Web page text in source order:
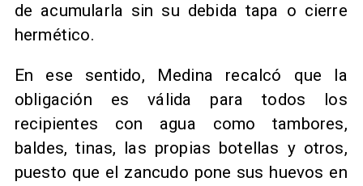
de acumularla sin su debida tapa o cierre
hermético.
En ese sentido, Medina recalcó que la
obligación es válida para todos los
recipientes con agua como tambores,
baldes, tinas, las propias botellas y otros,
puesto que el zancudo pone sus huevos en